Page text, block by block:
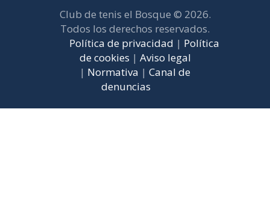
Club de tenis el Bosque © 2026.
Todos los derechos reservados.
Política de privacidad | Política
de cookies | Aviso legal
| Normativa | Canal de
denuncias